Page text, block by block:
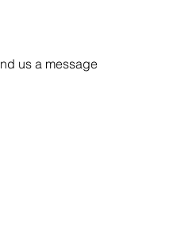
us a message